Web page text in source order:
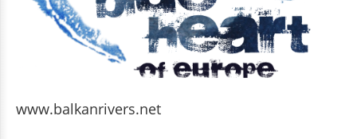
www.balkanrivers.net